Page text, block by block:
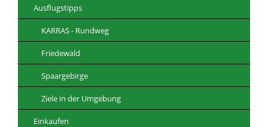
Ausflugstipps
KARRAS - Rundweg
Friedewald
Spaargebirge
Ziele in der Umgebung
Einkaufen